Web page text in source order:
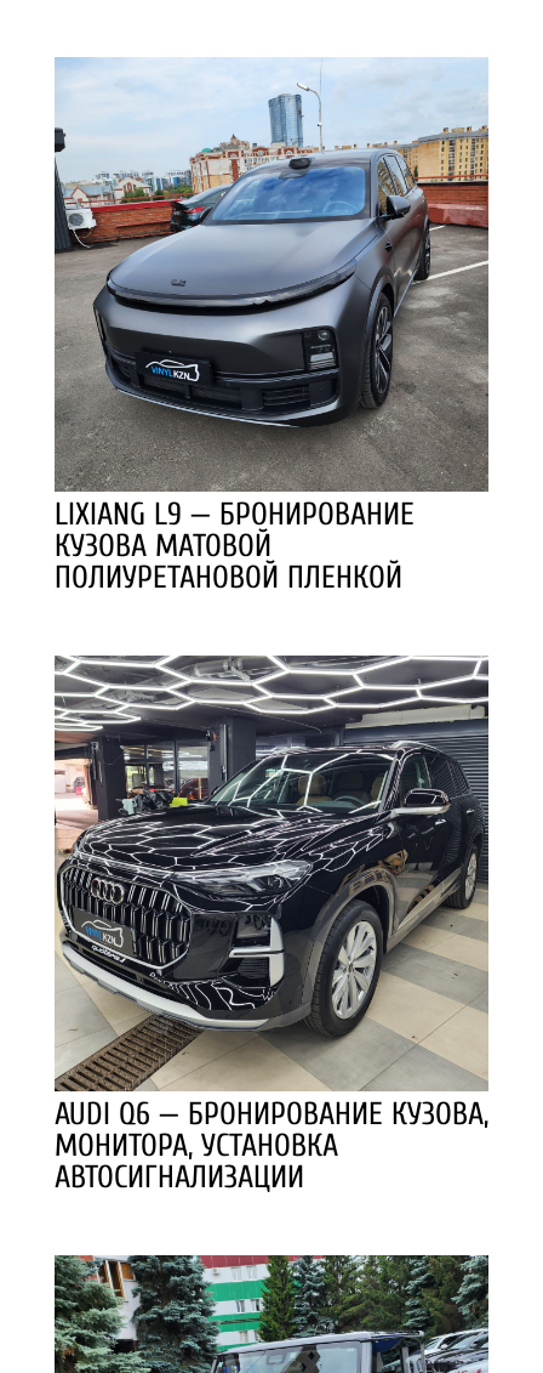
LIXIANG L9 — БРОНИРОВАНИЕ
КУЗОВА МАТОВОЙ
ПОЛИУРЕТАНОВОЙ ПЛЕНКОЙ
AUDI Q6 — БРОНИРОВАНИЕ КУЗОВА,
МОНИТОРА, УСТАНОВКА
АВТОСИГНАЛИЗАЦИИ